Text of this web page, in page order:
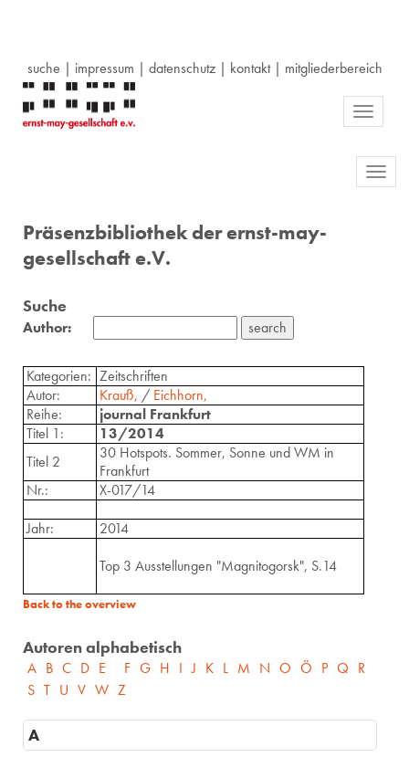
suche | impressum | datenschutz| kontakt| mitgliederbereich
Toggle
Präsenzbibliothek der ernst-may-
gesellschaft e.V.
Suche
Author:
Kategorien: Zeitschriften
Autor:
Krauß, / Eichhorn,
Reihe:
journal Frankfurt
Titel 1:
13/2014
Titel 2
30 Hotspots. Sommer, Sonne und WM in
Frankfurt
Nr.:
X-017/14
Jahr:
2014
Top 3 Ausstellungen "Magnitogorsk", S.14
Back to the overview
Autoren alphabetisch
A B C D E F G H I J K L M N O Ö P Q R
S T U V W Z
A